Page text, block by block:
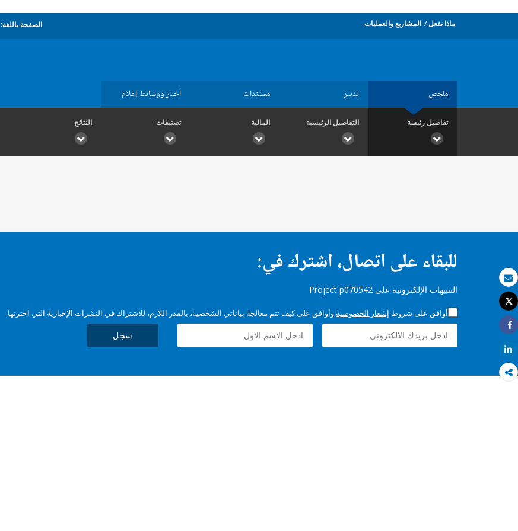
بريد الكتروني
طباعة
Tweet
Share
Share
ماذا نفعل المشاريع والعمليات الصفحة باللغة:
ملخص تدبير مستندات أخبار ووسائط إعلام
تفاصيل رئيسة التفاصيل الرئيسية المالية تصنيفات النتائج
للبقاء على اتصال، اشترك في:
التنبيهات الإلكترونية على Project p070542
أوافق على شروط إشعار الخصوصية وأوافق على كيف تتم معالجة بياناتي الشخصية، بالقدر اللازم، للاشتراك في النشرات الإخبارية التي اخترتها.
سجل